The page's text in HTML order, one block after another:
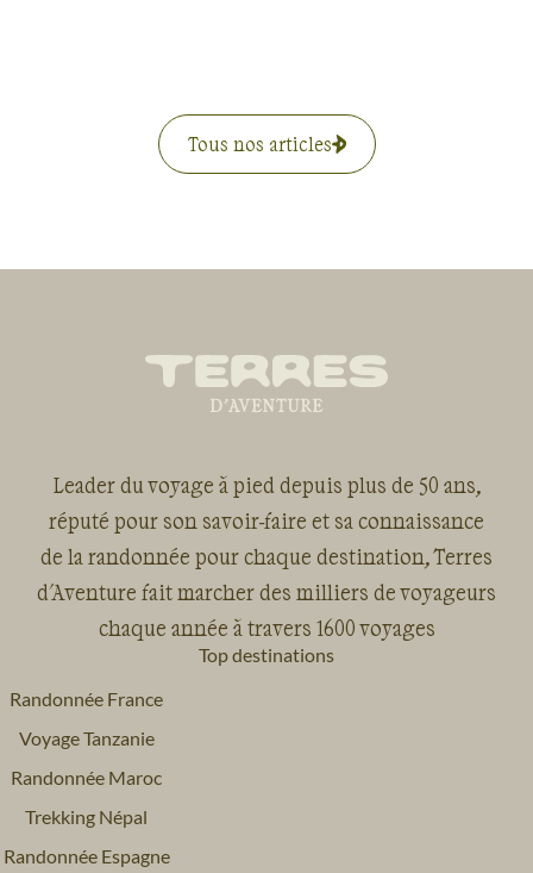
Tous nos articles
Leader du voyage à pied depuis plus de 50 ans,
réputé pour son savoir-faire et sa connaissance
de la randonnée pour chaque destination, Terres
d'Aventure fait marcher des milliers de voyageurs
chaque année à travers 1600 voyages
Top destinations
Randonnée France
Voyage Tanzanie
Randonnée Maroc
Trekking Népal
Randonnée Espagne